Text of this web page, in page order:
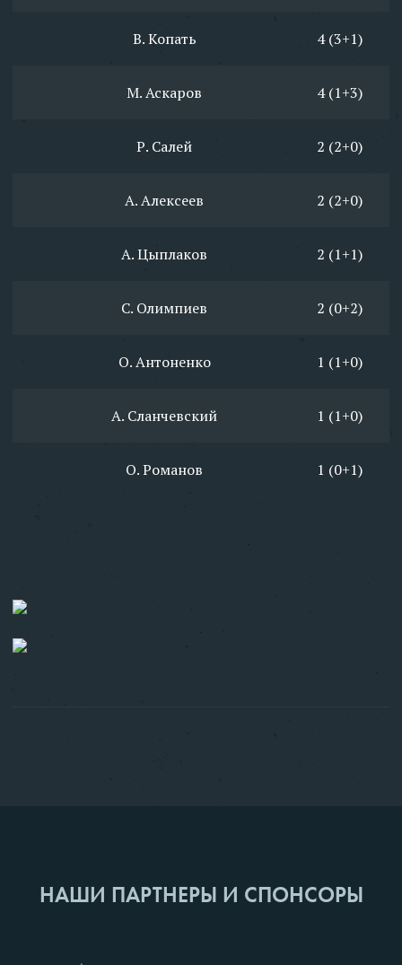
В. Копать 4 (3+1)
М. Аскаров 4 (1+3)
Р. Салей 2 (2+0)
А. Алексеев 2 (2+0)
А. Цыплаков 2 (1+1)
С. Олимпиев 2 (0+2)
О. Антоненко 1 (1+0)
А. Сланчевский 1 (1+0)
О. Романов 1 (0+1)
НАШИ ПАРТНЕРЫ И СПОНСОРЫ